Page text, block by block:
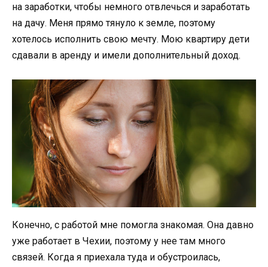
на заработки, чтобы немного отвлечься и заработать
на дачу. Меня прямо тянуло к земле, поэтому
хотелось исполнить свою мечту. Мою квартиру дети
сдавали в аренду и имели дополнительный доход.
Конечно, с работой мне помогла знакомая. Она давно
уже работает в Чехии, поэтому у нее там много
связей. Когда я приехала туда и обустроилась,